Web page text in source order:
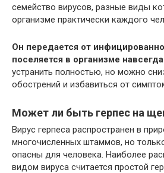
семейство вирусов, разные виды
организме практически каждого
Он передается от
поселяется в организме
устранить полностью, но можно
обострений и избавиться от
Может ли быть герпес на
Вирус герпеса распространен в
многочисленных штаммов, но
опасны для человека. Наиболее
видом вируса считается простой